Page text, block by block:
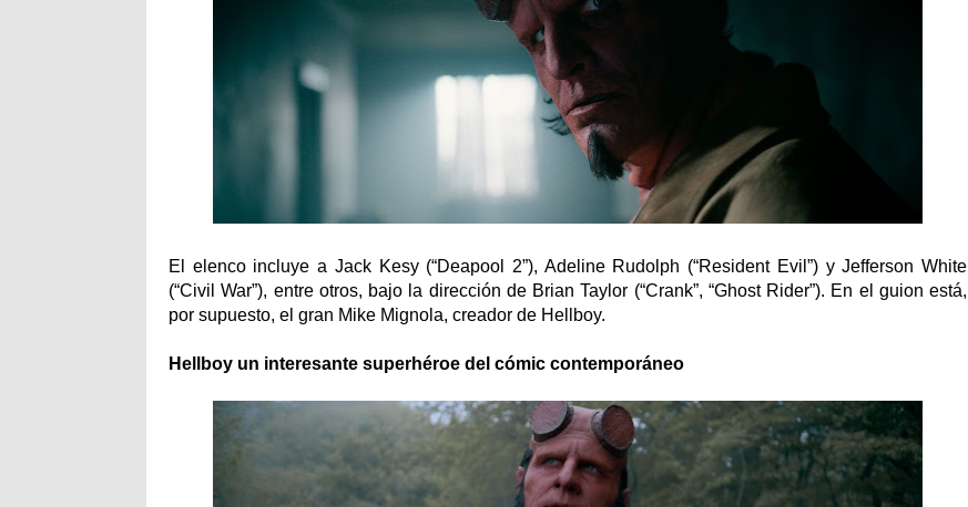
El elenco incluye a Jack Kesy (“Deapool 2”), Adeline Rudolph (“Resident Evil”) y Jefferson White
(“Civil War”), entre otros, bajo la dirección de Brian Taylor (“Crank”, “Ghost Rider”). En el guion está,
por supuesto, el gran Mike Mignola, creador de Hellboy.
Hellboy un interesante superhéroe del cómic contemporáneo